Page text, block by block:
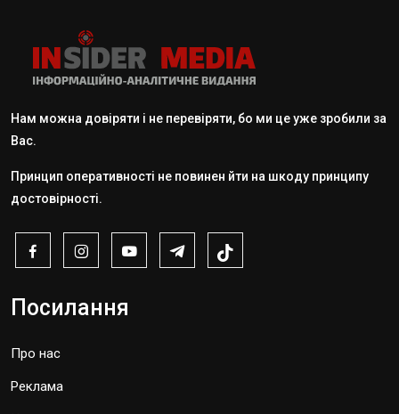
Нам можна довіряти і не перевіряти, бо ми це уже зробили за
Вас.
Принцип оперативності не повинен йти на шкоду принципу
достовірності.
Посилання
Про нас
Реклама